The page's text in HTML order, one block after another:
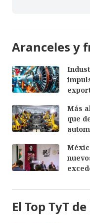
Aranceles y
Más
que
El Top TyT